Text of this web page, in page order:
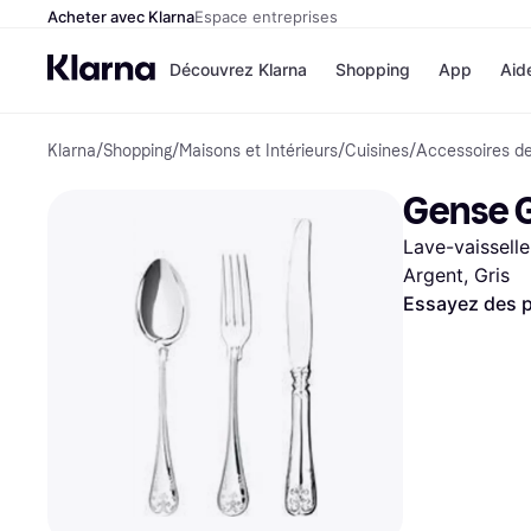
Acheter avec KlarnaEspace entreprises
Découvrez Klarna
Options de paiement
Payer maintenant
Paiement en 3 fois
Paiement à 30 jours
Klarna sur Apple Pay
Shopping
Magasins
Airbnb
Temu
JD Sports
App
Klarna/Shopping/Maisons et Intérieurs/Cuisines/Accessoires
Gense
Lave-
Argent, Gris
Essayez des